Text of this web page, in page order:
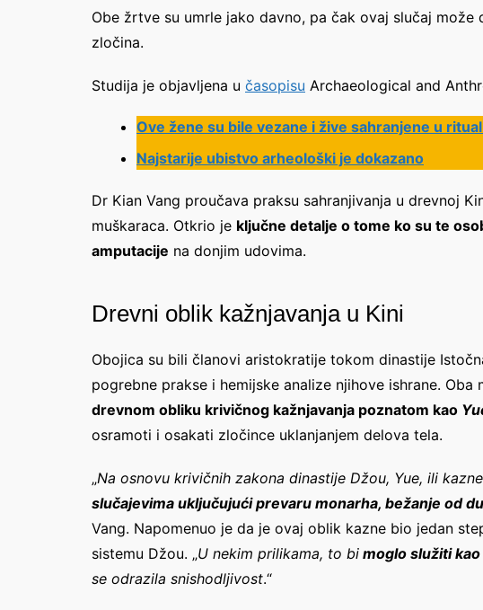
Obe žrtve su umrle jako davno, pa čak ovaj slučaj
zločina.
Studija je objavljena u časopisu Archaeological and
Ove žene su bile vezane i žive sahranjene u
Najstarije ubistvo arheološki je dokazano
Dr Kian Vang proučava praksu sahranjivanja u drevnoj
muškaraca. Otkrio je ključne detalje o tome ko su te
amputacije na donjim udovima.
Drevni oblik kažnjavanja u Kini
Obojica su bili članovi aristokratije tokom dinastije
pogrebne prakse i hemijske analize njihove ishrane.
drevnom obliku krivičnog kažnjavanja poznatom kao
osramoti i osakati zločince uklanjanjem delova tela.
„Na osnovu krivičnih zakona dinastije Džou, Yue, ili
slučajevima uključujući prevaru monarha, bežanje od
Vang. Napomenuo je da je ovaj oblik kazne bio jedan
sistemu Džou. „U nekim prilikama, to bi moglo služiti
se odrazila snishodljivost.“